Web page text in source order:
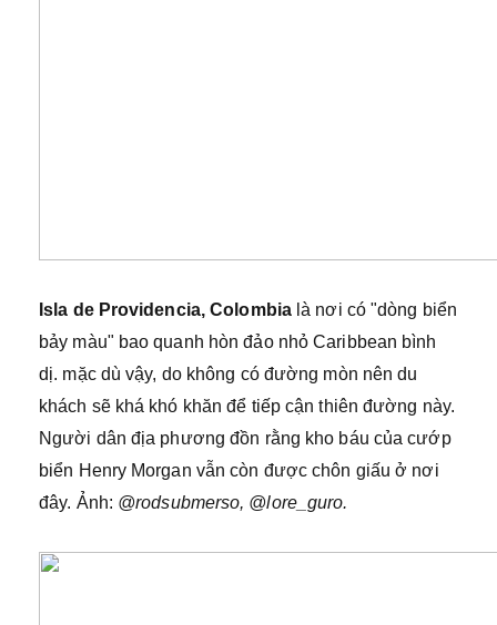
Isla de Providencia, Colombia là nơi có "dòng biển
bảy màu" bao quanh hòn đảo nhỏ Caribbean bình
dị. mặc dù vậy, do không có đường mòn nên du
khách sẽ khá khó khăn để tiếp cận thiên đường này.
Người dân địa phương đồn rằng kho báu của cướp
biển Henry Morgan vẫn còn được chôn giấu ở nơi
đây. Ảnh: @rodsubmerso, @lore_guro.